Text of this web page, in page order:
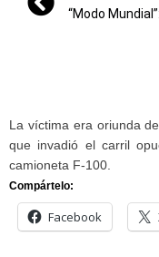
La víctima era oriunda
que invadió el carril
camioneta F-100.
Compártelo:
Facebook